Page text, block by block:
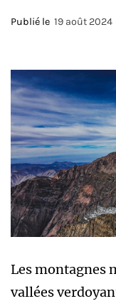
Publié le 19 août 2024
Les montagnes
vallées